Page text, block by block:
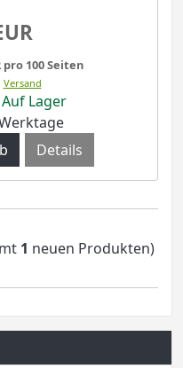
pro 100 Seiten
Versand
Auf Lager
Details
1 neuen Produkten)